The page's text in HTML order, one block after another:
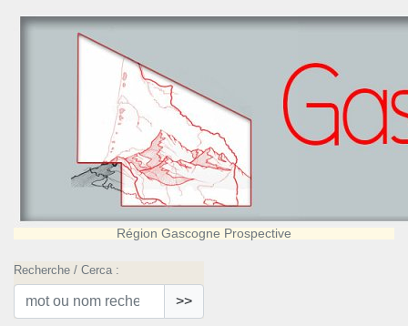
Région Gascogne Prospective
Recherche / Cerca :
>>